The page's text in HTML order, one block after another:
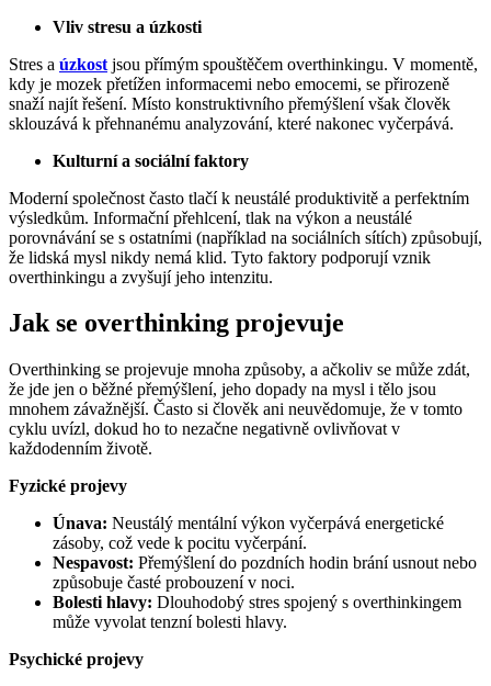
Vliv stresu a úzkosti
Stres a úzkost jsou přímým spouštěčem overthinkingu. V momentě,
kdy je mozek přetížen informacemi nebo emocemi, se přirozeně
snaží najít řešení. Místo konstruktivního přemýšlení však člověk
sklouzává k přehnanému analyzování, které nakonec vyčerpává.
Kulturní a sociální faktory
Moderní společnost často tlačí k neustálé produktivitě a perfektním
výsledkům. Informační přehlcení, tlak na výkon a neustálé
porovnávání se s ostatními (například na sociálních sítích) způsobují,
že lidská mysl nikdy nemá klid. Tyto faktory podporují vznik
overthinkingu a zvyšují jeho intenzitu.
Jak se overthinking projevuje
Overthinking se projevuje mnoha způsoby, a ačkoliv se může zdát,
že jde jen o běžné přemýšlení, jeho dopady na mysl i tělo jsou
mnohem závažnější. Často si člověk ani neuvědomuje, že v tomto
cyklu uvízl, dokud ho to nezačne negativně ovlivňovat v
každodenním životě.
Fyzické projevy
Únava: Neustálý mentální výkon vyčerpává energetické
zásoby, což vede k pocitu vyčerpání.
Nespavost: Přemýšlení do pozdních hodin brání usnout nebo
způsobuje časté probouzení v noci.
Bolesti hlavy: Dlouhodobý stres spojený s overthinkingem
může vyvolat tenzní bolesti hlavy.
Psychické projevy